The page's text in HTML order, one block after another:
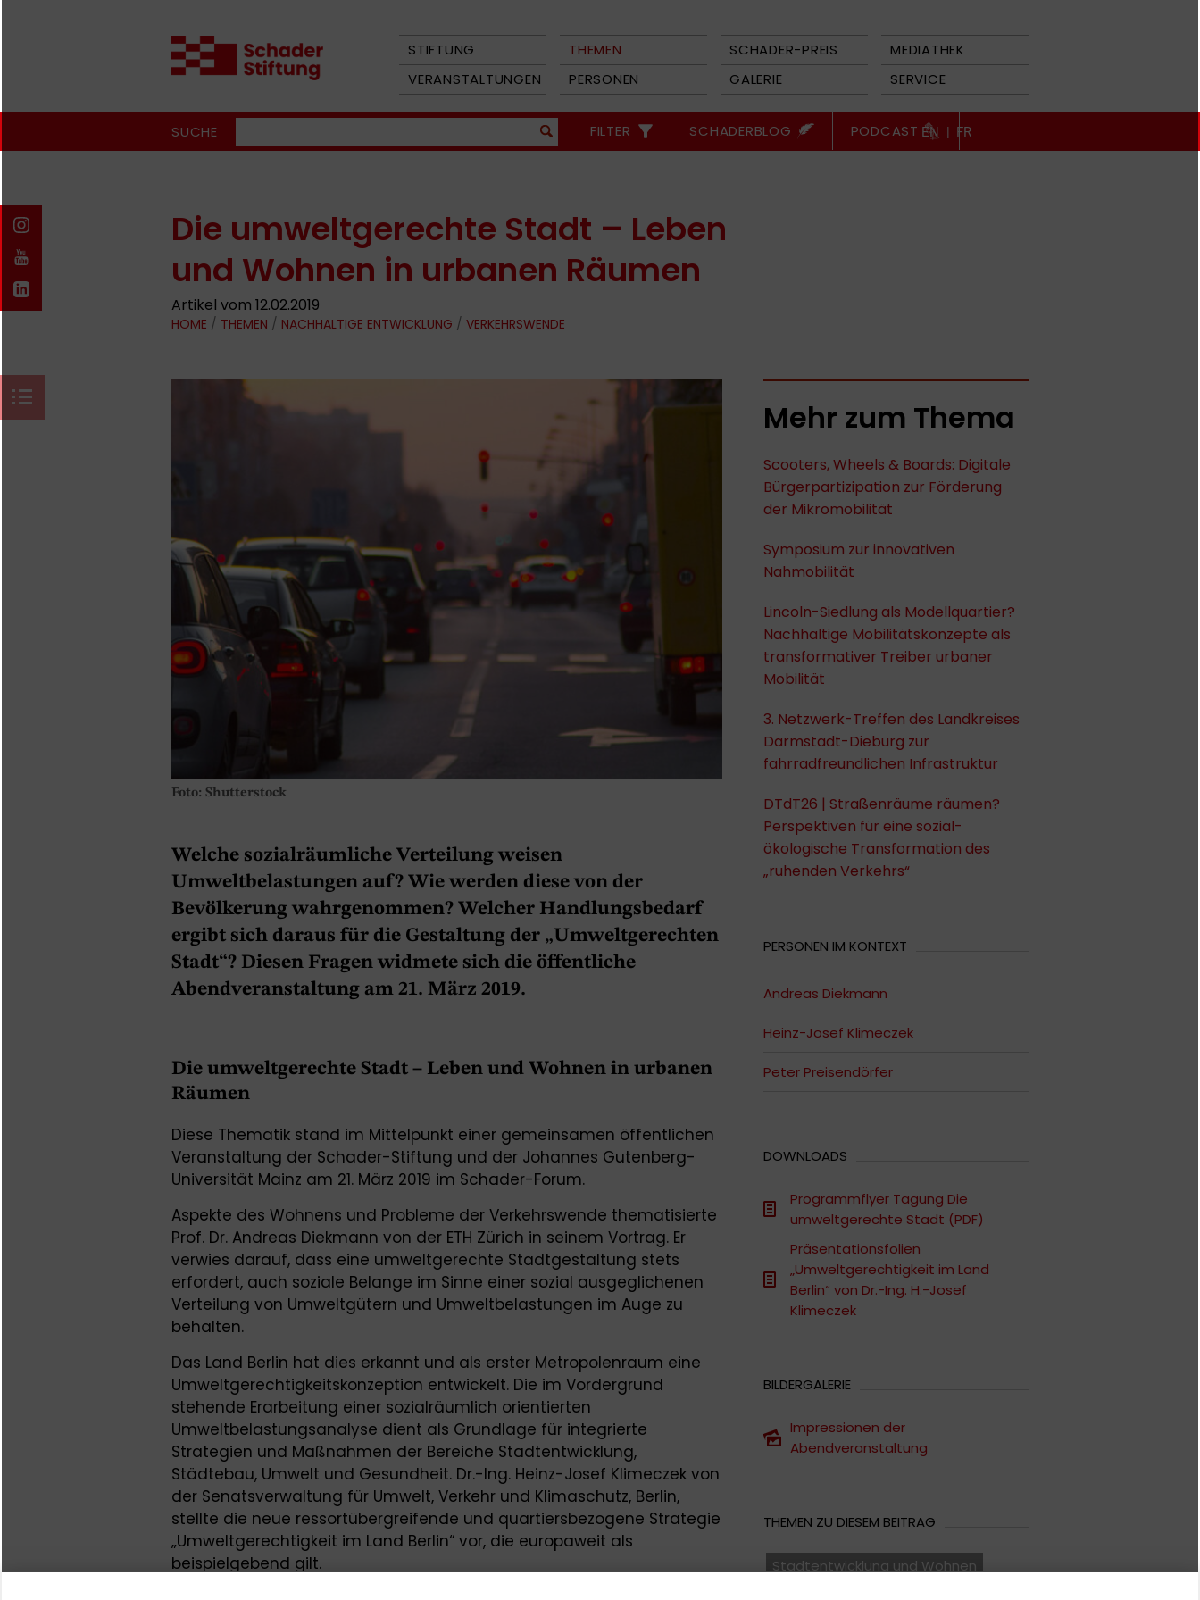
STIFTUNG THEMEN SCHADER-PREIS
MEDIATHEK
VERANSTALTUNGEN
PERSONEN GALERIE SERVICE
SUCHE FILTER SCHADERBLOG PODCAST EN | FR
Die umweltgerechte Stadt – Leben
und Wohnen in urbanen Räumen
Artikel vom 12.02.2019
HOME / THEMEN / NACHHALTIGE ENTWICKLUNG / VERKEHRSWENDE
Foto: Shutterstock
Welche sozialräumliche Verteilung weisen
Umweltbelastungen auf? Wie werden diese von der
Bevölkerung wahrgenommen? Welcher Handlungsbedarf
ergibt sich daraus für die Gestaltung der „Umweltgerechten
Stadt“? Diesen Fragen widmete sich die öffentliche
Abendveranstaltung am 21. März 2019.
Die umweltgerechte Stadt – Leben und Wohnen in urbanen
Räumen
Diese Thematik stand im Mittelpunkt einer gemeinsamen öffentlichen
Veranstaltung der Schader-Stiftung und der Johannes Gutenberg-
Universität Mainz am 21. März 2019 im Schader-Forum.
Aspekte des Wohnens und Probleme der Verkehrswende thematisierte
Prof. Dr. Andreas Diekmann von der ETH Zürich in seinem Vortrag. Er
verwies darauf, dass eine umweltgerechte Stadtgestaltung stets
erfordert, auch soziale Belange im Sinne einer sozial ausgeglichenen
Verteilung von Umweltgütern und Umweltbelastungen im Auge zu
behalten.
Das Land Berlin hat dies erkannt und als erster Metropolenraum eine
Umweltgerechtigkeitskonzeption entwickelt. Die im Vordergrund
stehende Erarbeitung einer sozialräumlich orientierten
Umweltbelastungsanalyse dient als Grundlage für integrierte
Strategien und Maßnahmen der Bereiche Stadtentwicklung,
Städtebau, Umwelt und Gesundheit. Dr.-Ing. Heinz-Josef Klimeczek von
der Senatsverwaltung für Umwelt, Verkehr und Klimaschutz, Berlin,
stellte die neue ressortübergreifende und quartiersbezogene Strategie
„Umweltgerechtigkeit im Land Berlin“ vor, die europaweit als
beispielgebend gilt.
Mehr zum Thema
Scooters, Wheels & Boards: Digitale
Bürgerpartizipation zur Förderung
der Mikromobilität
Symposium zur innovativen
Nahmobilität
Lincoln-Siedlung als Modellquartier?
Nachhaltige Mobilitätskonzepte als
transformativer Treiber urbaner
Mobilität
3. Netzwerk-Treffen des Landkreises
Darmstadt-Dieburg zur
fahrradfreundlichen Infrastruktur
DTdT26 | Straßenräume räumen?
Perspektiven für eine sozial-
ökologische Transformation des
„ruhenden Verkehrs“
PERSONEN IM KONTEXT
Andreas Diekmann
Heinz-Josef Klimeczek
Peter Preisendörfer
DOWNLOADS
Programmflyer Tagung Die
umweltgerechte Stadt (PDF)
Präsentationsfolien
„Umweltgerechtigkeit im Land
Berlin“ von Dr.-Ing. H.-Josef
Klimeczek
BILDERGALERIE
Impressionen der
Abendveranstaltung
THEMEN ZU DIESEM BEITRAG
Stadtentwicklung und Wohnen